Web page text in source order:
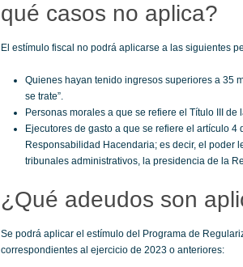
qué casos no aplica?
El estímulo fiscal no podrá aplicarse a las siguientes
Quienes hayan tenido ingresos superiores a 35
se trate”.
Personas morales a que se refiere el Título III de
Ejecutores de gasto a que se refiere el artículo
Responsabilidad Hacendaria; es decir, el poder
tribunales administrativos, la presidencia de la
¿Qué adeudos son
Se podrá aplicar el estímulo del Programa de
correspondientes al ejercicio de 2023 o anteriores: